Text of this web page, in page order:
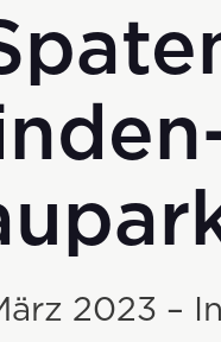
Bauen
Hoch- & Tiefbau
Spezialtiefbau
Kleinbaustellen
i+R als
2023 –